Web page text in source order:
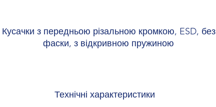
Кусачки з передньою різальною кромкою, ESD, без
фаски, з відкривною пружиною
Технічні характеристики